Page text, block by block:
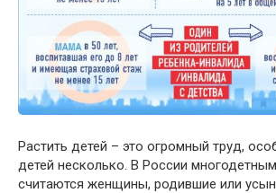
Растить детей – это огромный труд,
детей несколько. В России
считаются женщины, родившие или